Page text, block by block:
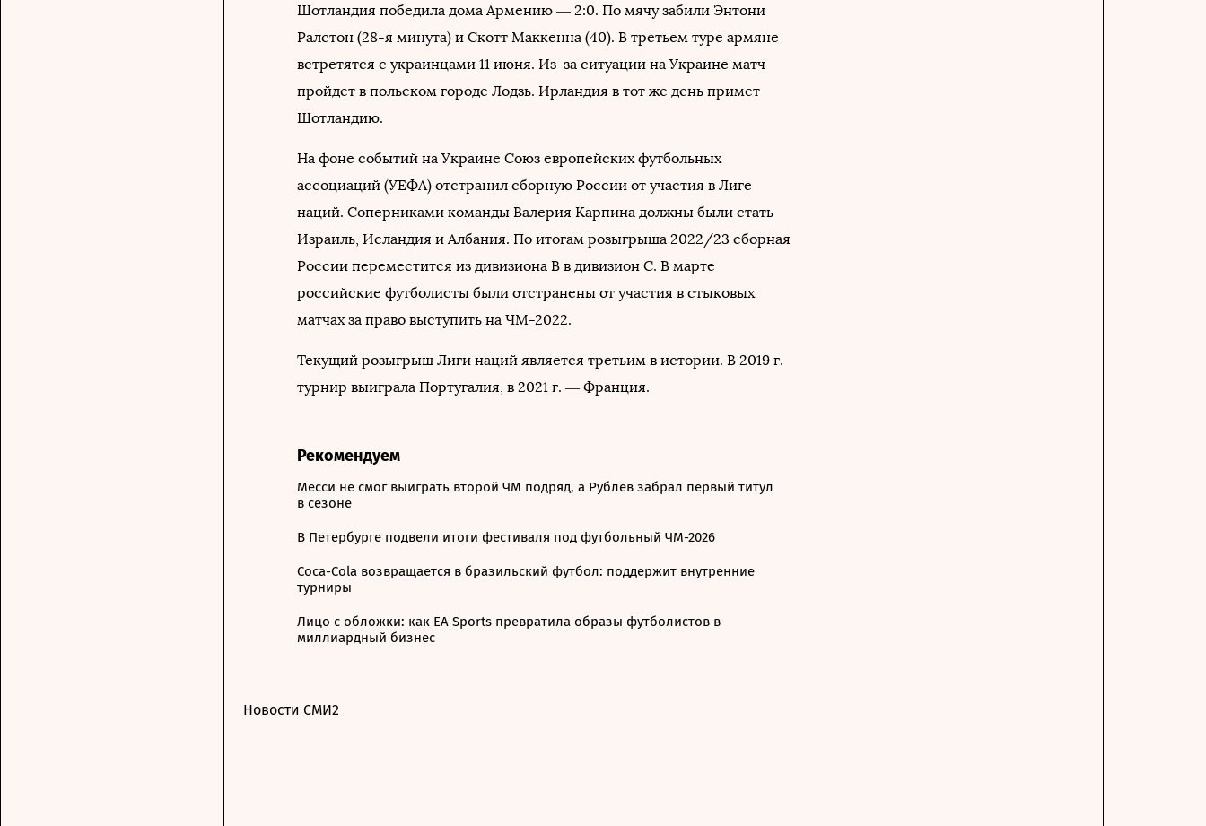
Шотландия победила дома Армению — 2:0. По мячу забили Энтони
Ралстон (28-я минута) и Скотт Маккенна (40). В третьем туре армяне
встретятся с украинцами 11 июня. Из-за ситуации на Украине матч
пройдет в польском городе Лодзь. Ирландия в тот же день примет
Шотландию.
На фоне событий на Украине Союз европейских футбольных
ассоциаций (УЕФА) отстранил сборную России от участия в Лиге
наций. Соперниками команды Валерия Карпина должны были стать
Израиль, Исландия и Албания. По итогам розыгрыша 2022/23 сборная
России переместится из дивизиона B в дивизион C. В марте
российские футболисты были отстранены от участия в стыковых
матчах за право выступить на ЧМ-2022.
Текущий розыгрыш Лиги наций является третьим в истории. В 2019 г.
турнир выиграла Португалия, в 2021 г. — Франция.
Рекомендуем
Месси не смог выиграть второй ЧМ подряд, а Рублев забрал первый титул
в сезоне
В Петербурге подвели итоги фестиваля под футбольный ЧМ-2026
Coca-Cola возвращается в бразильский футбол: поддержит внутренние
турниры
Лицо с обложки: как EA Sports превратила образы футболистов в
миллиардный бизнес
Новости СМИ2